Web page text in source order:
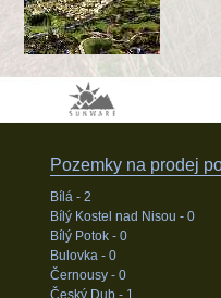
Pozemky na prodej
Bílá - 2
Bílý Kostel nad Nisou - 0
Bílý Potok - 0
Bulovka - 0
Černousy - 0
Český Dub - 1